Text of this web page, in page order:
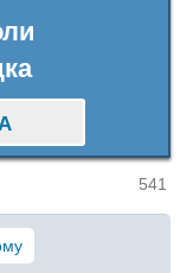
541